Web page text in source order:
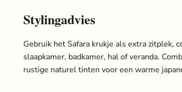
Stylingadvies
Gebruik het Safara krukje als extra zitplek,
slaapkamer, badkamer, hal of veranda.
rustige naturel tinten voor een warme